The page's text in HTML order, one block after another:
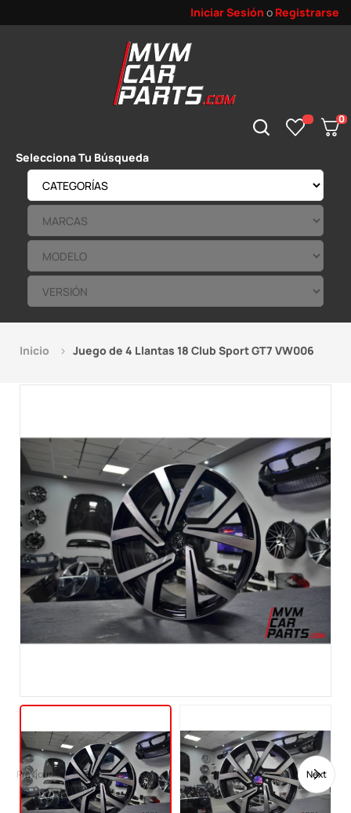
Iniciar Sesión o Registrarse
0
Selecciona Tu Búsqueda
Inicio Juego de 4 Llantas 18 Club Sport GT7 VW006
Previous Next